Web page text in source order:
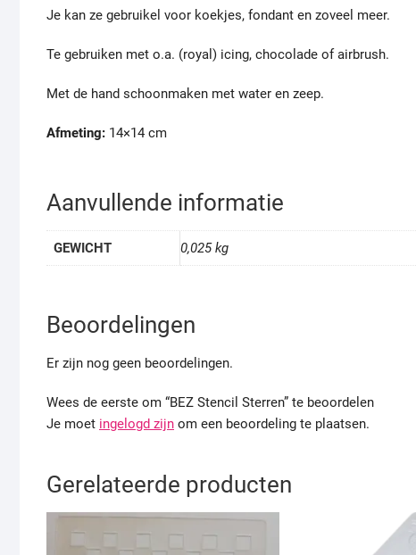
Je kan ze gebruikel voor koekjes, fondant en zoveel meer.
Te gebruiken met o.a. (royal) icing, chocolade of airbrush.
Met de hand schoonmaken met water en zeep.
Afmeting: 14×14 cm
Aanvullende informatie
GEWICHT 0,025 kg
Beoordelingen
Er zijn nog geen beoordelingen.
Wees de eerste om “BEZ Stencil Sterren” te beoordelen
Je moet ingelogd zijn om een beoordeling te plaatsen.
Gerelateerde producten